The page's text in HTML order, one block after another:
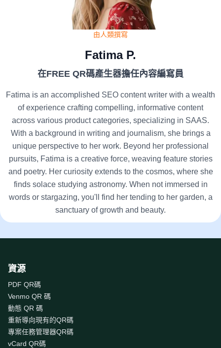
由人類撰寫
Fatima P.
在FREE QR碼產生器擔任內容編寫員
Fatima is an accomplished SEO content writer with a wealth
of experience crafting compelling, informative content
across various product categories, specializing in SAAS.
With a background in writing and journalism, she brings a
unique perspective to her work. Beyond her professional
pursuits, Fatima is a creative force, weaving feature stories
and poetry. Her curiosity extends to the cosmos, where she
finds solace studying astronomy. When not immersed in
words or stargazing, you'll find her tending to her garden, a
sanctuary of growth and beauty.
資源
PDF QR碼
Venmo QR 碼
動態 QR 碼
重新導向現有的QR碼
專案任務管理器QR碼
vCard QR碼